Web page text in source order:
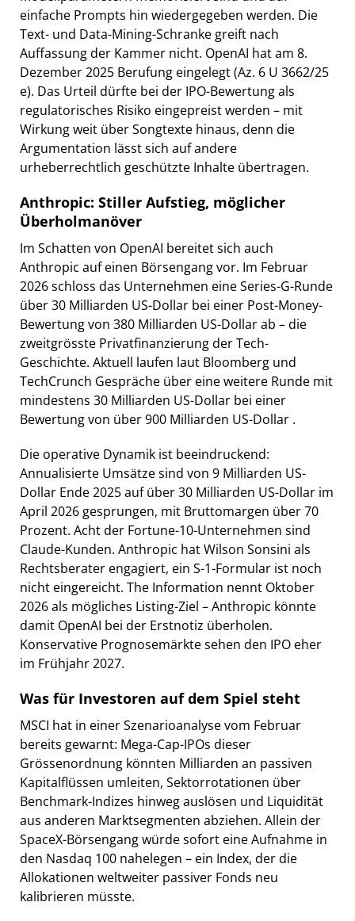
einfache Prompts hin wiedergegeben werden. Die
Text- und Data-Mining-Schranke greift nach
Auffassung der Kammer nicht. OpenAI hat am 8.
Dezember 2025 Berufung eingelegt (Az. 6 U 3662/25
e). Das Urteil dürfte bei der IPO-Bewertung als
regulatorisches Risiko eingepreist werden – mit
Wirkung weit über Songtexte hinaus, denn die
Argumentation lässt sich auf andere
urheberrechtlich geschützte Inhalte übertragen.
Anthropic: Stiller Aufstieg, möglicher
Überholmanöver
Im Schatten von OpenAI bereitet sich auch
Anthropic auf einen Börsengang vor. Im Februar
2026 schloss das Unternehmen eine Series-G-Runde
über 30 Milliarden US-Dollar bei einer Post-Money-
Bewertung von 380 Milliarden US-Dollar ab – die
zweitgrösste Privatfinanzierung der Tech-
Geschichte. Aktuell laufen laut Bloomberg und
TechCrunch Gespräche über eine weitere Runde mit
mindestens 30 Milliarden US-Dollar bei einer
Bewertung von über 900 Milliarden US-Dollar .
Die operative Dynamik ist beeindruckend:
Annualisierte Umsätze sind von 9 Milliarden US-
Dollar Ende 2025 auf über 30 Milliarden US-Dollar im
April 2026 gesprungen, mit Bruttomargen über 70
Prozent. Acht der Fortune-10-Unternehmen sind
Claude-Kunden. Anthropic hat Wilson Sonsini als
Rechtsberater engagiert, ein S-1-Formular ist noch
nicht eingereicht. The Information nennt Oktober
2026 als mögliches Listing-Ziel – Anthropic könnte
damit OpenAI bei der Erstnotiz überholen.
Konservative Prognosemärkte sehen den IPO eher
im Frühjahr 2027.
Was für Investoren auf dem Spiel steht
MSCI hat in einer Szenarioanalyse vom Februar
bereits gewarnt: Mega-Cap-IPOs dieser
Grössenordnung könnten Milliarden an passiven
Kapitalflüssen umleiten, Sektorrotationen über
Benchmark-Indizes hinweg auslösen und Liquidität
aus anderen Marktsegmenten abziehen. Allein der
SpaceX-Börsengang würde sofort eine Aufnahme in
den Nasdaq 100 nahelegen – ein Index, der die
Allokationen weltweiter passiver Fonds neu
kalibrieren müsste.